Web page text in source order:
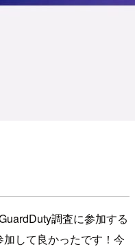
調査に参加する
して良かったです！今